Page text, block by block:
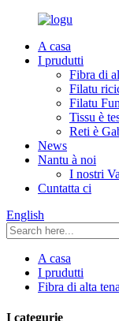
A casa
I prudutti
Fibra di
Filatu
Filatu
Tissu è
Reti è
News
Nantu à noi
I nostri
Cuntatta ci
English
A casa
I prudutti
Fibra di alta
I categurie